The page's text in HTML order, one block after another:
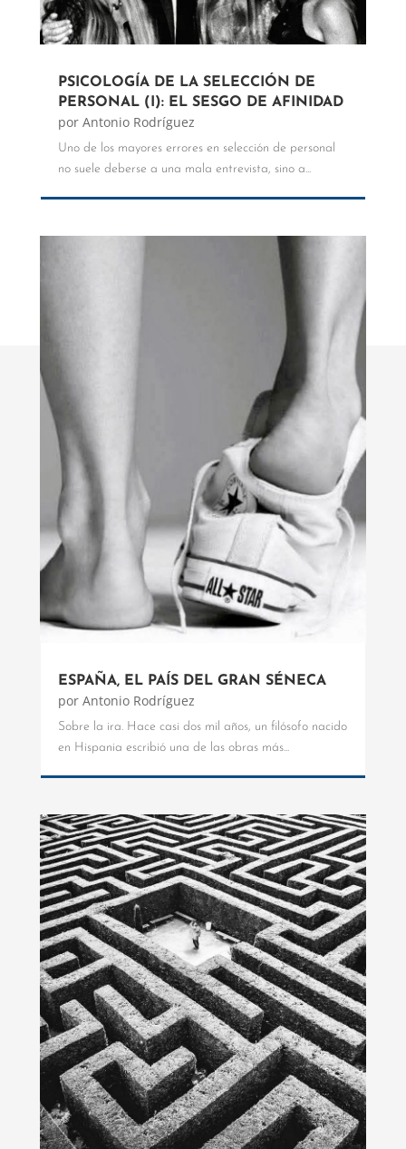
PSICOLOGÍA DE LA SELECCIÓN DE
PERSONAL (I): EL SESGO DE AFINIDAD
por Antonio Rodríguez
Uno de los mayores errores en selección de personal
no suele deberse a una mala entrevista, sino a...
ESPAÑA, EL PAÍS DEL GRAN SÉNECA
por Antonio Rodríguez
Sobre la ira. Hace casi dos mil años, un filósofo nacido
en Hispania escribió una de las obras más...